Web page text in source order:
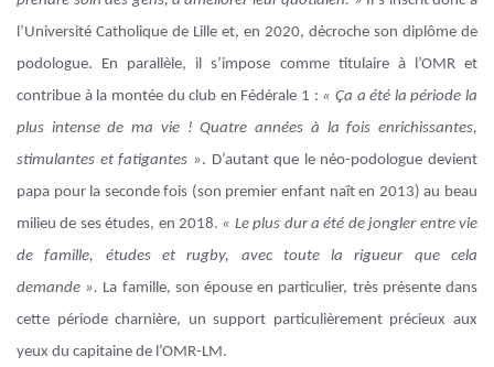
l’Université Catholique de Lille et, en 2020, décroche son diplôme de
podologue. En parallèle, il s’impose comme titulaire à l’OMR et
contribue à la montée du club en Fédérale 1 : « Ça a été la période la
plus intense de ma vie ! Quatre années à la fois enrichissantes,
stimulantes et fatigantes ». D’autant que le néo-podologue devient
papa pour la seconde fois (son premier enfant naît en 2013) au beau
milieu de ses études, en 2018. « Le plus dur a été de jongler entre vie
de famille, études et rugby, avec toute la rigueur que cela
demande ». La famille, son épouse en particulier, très présente dans
cette période charnière, un support particulièrement précieux aux
yeux du capitaine de l’OMR-LM.